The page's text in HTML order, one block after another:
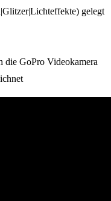
gelegt
die GoPro Videokamera